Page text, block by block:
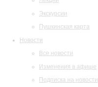
Экскурсии
Пушкинская карта
Новости
Все новости
Изменения в афише
Подписка на новости